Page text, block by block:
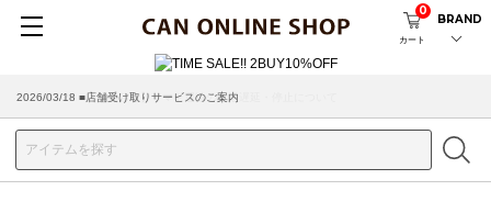
カート
0
BRAND
2026/03/18 ■店舗受け取りサービスのご案内